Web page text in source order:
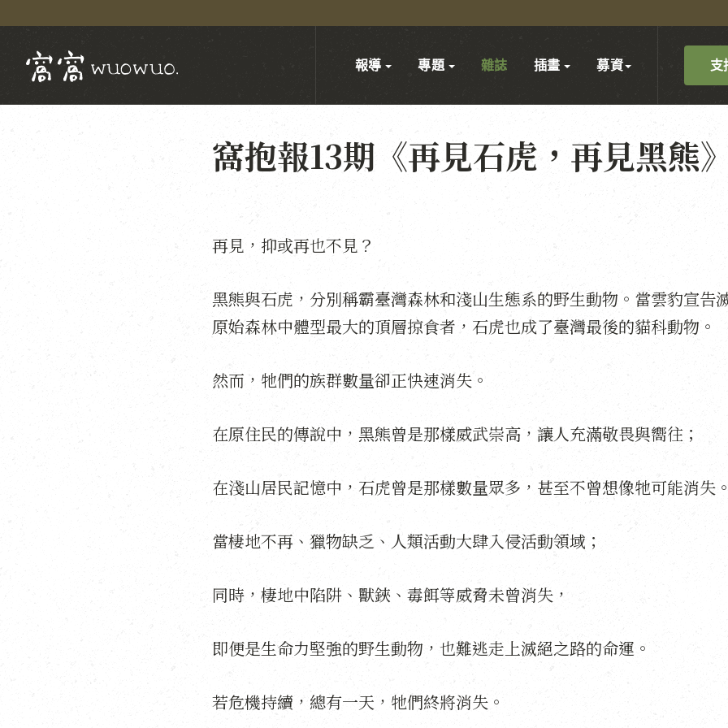
支
報導 專題 雜誌 插畫 募資
窩抱報13期《再見石虎，再見黑熊
再見，抑或再也不見？
黑熊與石虎，分別稱霸臺灣森林和淺山生態系的野生動物。當雲豹宣告
原始森林中體型最大的頂層掠食者，石虎也成了臺灣最後的貓科動物。
然而，牠們的族群數量卻正快速消失。
在原住民的傳說中，黑熊曾是那樣威武崇高，讓人充滿敬畏與嚮往；
在淺山居民記憶中，石虎曾是那樣數量眾多，甚至不曾想像牠可能消失
當棲地不再、獵物缺乏、人類活動大肆入侵活動領域；
同時，棲地中陷阱、獸鋏、毒餌等威脅未曾消失，
即便是生命力堅強的野生動物，也難逃走上滅絕之路的命運。
若危機持續，總有一天，牠們終將消失。